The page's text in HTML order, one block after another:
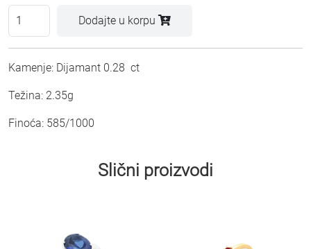
Dodajte u korpu
Kamenje: Dijamant 0.28 ct
Težina: 2.35g
Finoća: 585/1000
Slični proizvodi